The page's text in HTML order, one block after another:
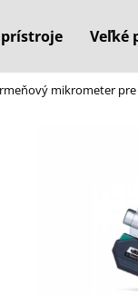
Veľké
mikrometer
Čo